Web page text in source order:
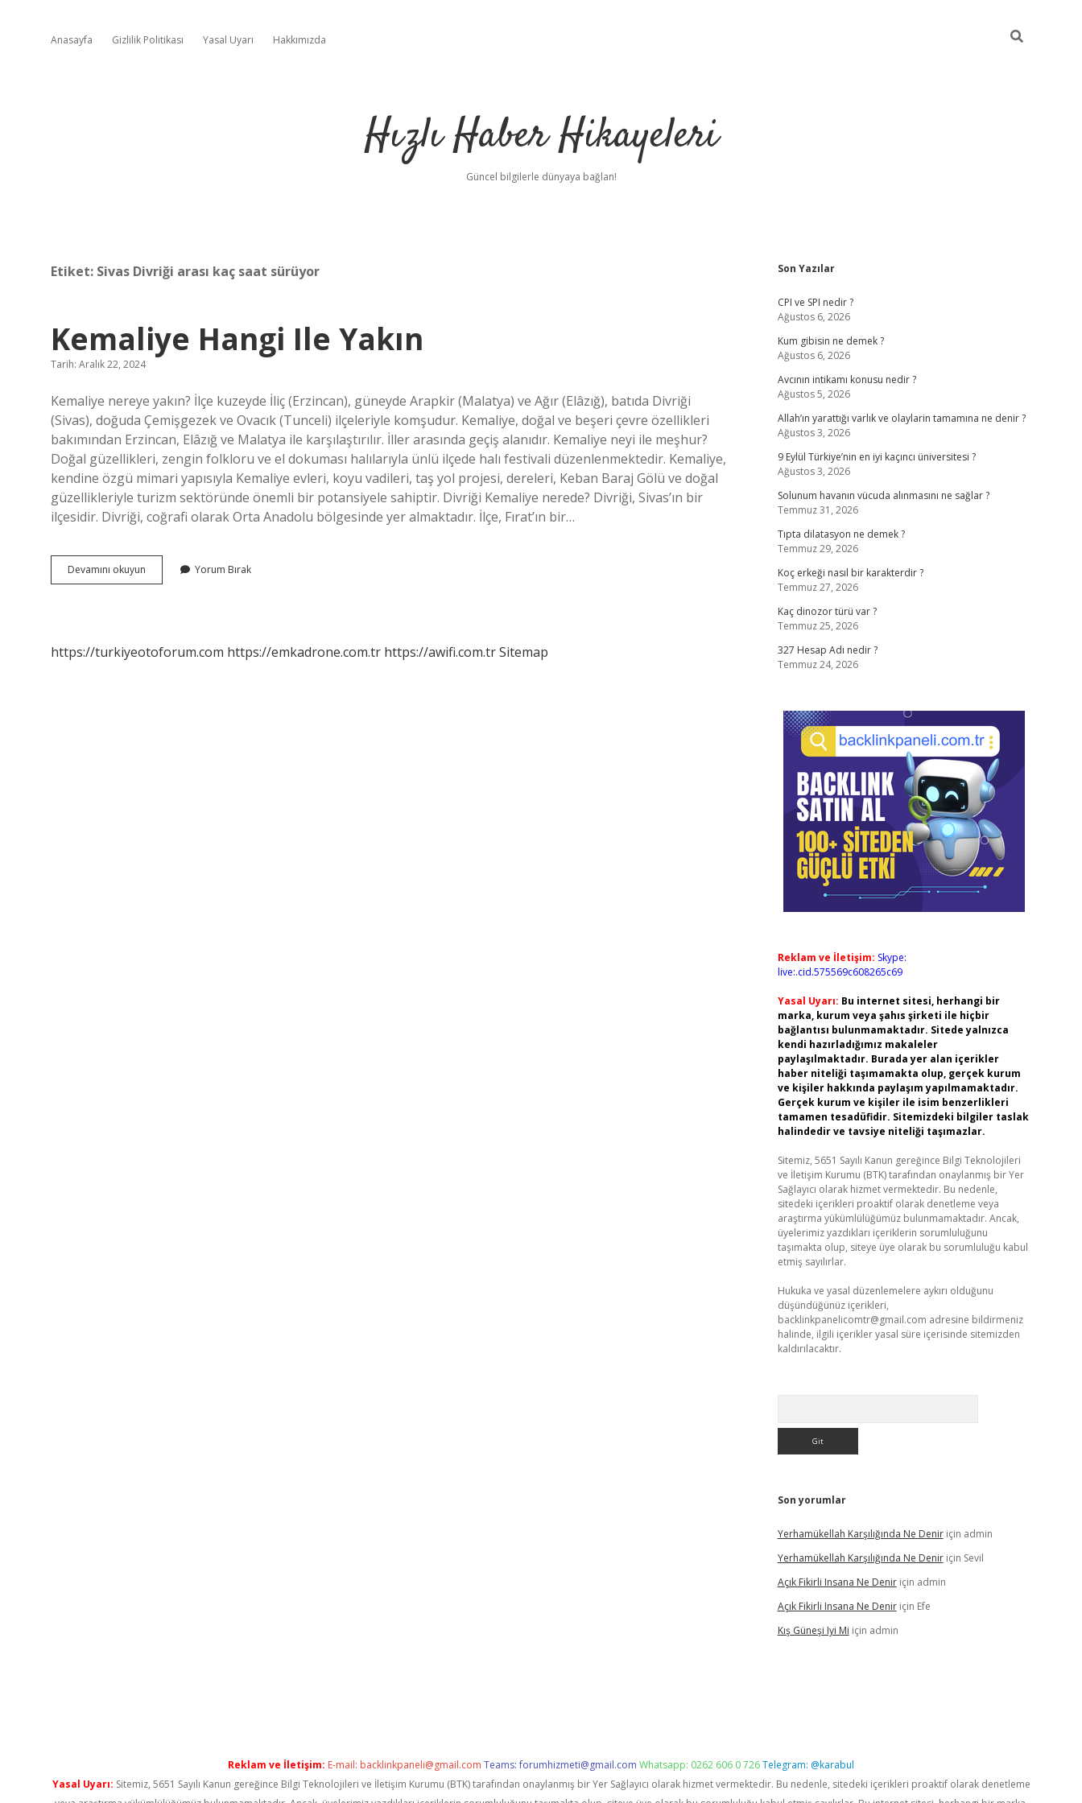
Anasayfa Gizlilik Politikası Yasal Uyarı Hakkımızda
Hızlı Haber Hikayeleri
Güncel bilgilerle dünyaya bağlan!
Etiket: Sivas Divriği arası kaç saat sürüyor
Kemaliye Hangi Ile Yakın
Tarih: Aralık 22, 2024
Kemaliye nereye yakın? İlçe kuzeyde İliç (Erzincan), güneyde Arapkir (Malatya) ve Ağır (Elâzığ), batıda Divriği
(Sivas), doğuda Çemişgezek ve Ovacık (Tunceli) ilçeleriyle komşudur. Kemaliye, doğal ve beşeri çevre özellikleri
bakımından Erzincan, Elâzığ ve Malatya ile karşılaştırılır. İller arasında geçiş alanıdır. Kemaliye neyi ile meşhur?
Doğal güzellikleri, zengin folkloru ve el dokuması halılarıyla ünlü ilçede halı festivali düzenlenmektedir. Kemaliye,
kendine özgü mimari yapısıyla Kemaliye evleri, koyu vadileri, taş yol projesi, dereleri, Keban Baraj Gölü ve doğal
güzellikleriyle turizm sektöründe önemli bir potansiyele sahiptir. Divriği Kemaliye nerede? Divriği, Sivas’ın bir
ilçesidir. Divriği, coğrafi olarak Orta Anadolu bölgesinde yer almaktadır. İlçe, Fırat’ın bir…
Devamını okuyun Kemaliye
Hangi
Yorum Bırak
https://turkiyeotoforum.com https://emkadrone.com.tr https://awifi.com.trSitemap
Sidebar
Son Yazılar
CPI ve SPI nedir ?
Ağustos 6, 2026
Kum gibisin ne demek ?
Ağustos 6, 2026
Avcının intikamı konusu nedir ?
Ağustos 5, 2026
Allah’ın yarattığı varlık ve olaylarin tamamına ne denir ?
Ağustos 3, 2026
9 Eylül Türkiye’nin en iyi kaçıncı üniversitesi ?
Ağustos 3, 2026
Solunum havanın vücuda alınmasını ne sağlar ?
Temmuz 31, 2026
Tıpta dilatasyon ne demek ?
Temmuz 29, 2026
Koç erkeği nasıl bir karakterdir ?
Temmuz 27, 2026
Kaç dinozor türü var ?
Temmuz 25, 2026
327 Hesap Adı nedir ?
Temmuz 24, 2026
Reklam ve İletişim: Skype:
live:.cid.575569c608265c69
Yasal Uyarı: Bu internet sitesi, herhangi bir
marka, kurum veya şahıs şirketi ile hiçbir
bağlantısı bulunmamaktadır. Sitede yalnızca
kendi hazırladığımız makaleler
paylaşılmaktadır. Burada yer alan içerikler
haber niteliği taşımamakta olup, gerçek kurum
ve kişiler hakkında paylaşım yapılmamaktadır.
Gerçek kurum ve kişiler ile isim benzerlikleri
tamamen tesadüfidir. Sitemizdeki bilgiler taslak
halindedir ve tavsiye niteliği taşımazlar.
Sitemiz, 5651 Sayılı Kanun gereğince Bilgi Teknolojileri
ve İletişim Kurumu (BTK) tarafından onaylanmış bir Yer
Sağlayıcı olarak hizmet vermektedir. Bu nedenle,
sitedeki içerikleri proaktif olarak denetleme veya
araştırma yükümlülüğümüz bulunmamaktadır. Ancak,
üyelerimiz yazdıkları içeriklerin sorumluluğunu
taşımakta olup, siteye üye olarak bu sorumluluğu kabul
etmiş sayılırlar.
Hukuka ve yasal düzenlemelere aykırı olduğunu
düşündüğünüz içerikleri,
backlinkpanelicomtr@gmail.com adresine bildirmeniz
halinde, ilgili içerikler yasal süre içerisinde sitemizden
kaldırılacaktır.
Son yorumlar
Yerhamükellah Karşılığında Ne Deniriçin admin
Yerhamükellah Karşılığında Ne Deniriçin Sevil
Açık Fikirli Insana Ne Deniriçin admin
Açık Fikirli Insana Ne Deniriçin Efe
Kış Güneşi Iyi Mi için admin
Reklam ve İletişim: E-mail: backlinkpaneli@gmail.com Teams:forumhizmeti@gmail.com Whatsapp: 0262 606 0 726Telegram: @karabul
Yasal Uyarı: Sitemiz, 5651 Sayılı Kanun gereğince Bilgi Teknolojileri ve İletişim Kurumu (BTK) tarafından onaylanmış bir Yer Sağlayıcı olarak hizmet vermektedir. Bu nedenle, sitedeki içerikleri proaktif olarak denetleme